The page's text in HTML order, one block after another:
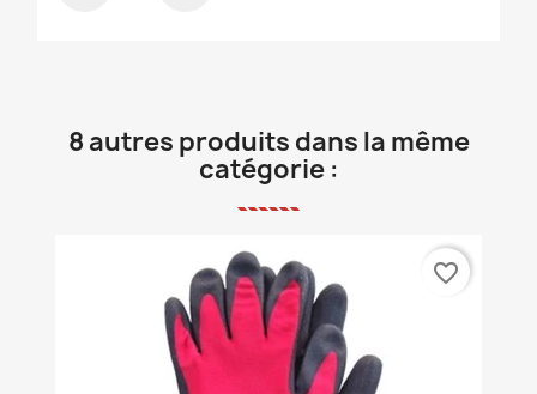
8 autres produits dans la même
catégorie :
favorite_border